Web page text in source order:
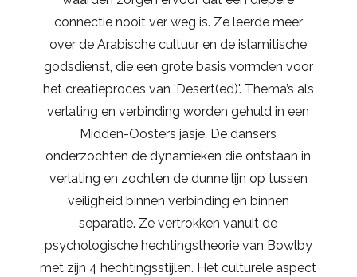
connectie nooit ver weg is. Ze leerde meer
over de Arabische cultuur en de islamitische
godsdienst, die een grote basis vormden voor
het creatieproces van 'Desert(ed)'. Thema’s als
verlating en verbinding worden gehuld in een
Midden-Oosters jasje. De dansers
onderzochten de dynamieken die ontstaan in
verlating en zochten de dunne lijn op tussen
veiligheid binnen verbinding en binnen
separatie. Ze vertrokken vanuit de
psychologische hechtingstheorie van Bowlby
met zijn 4 hechtingsstijlen. Het culturele aspect